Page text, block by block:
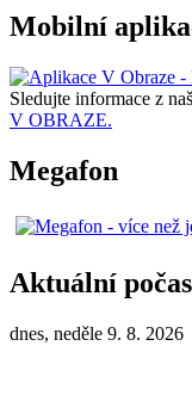
Mobilní
Sledujte informace z
V OBRAZE.
Megafon
Aktuální
dnes, neděle 9. 8. 2026